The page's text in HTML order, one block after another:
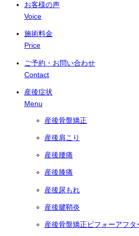
お客様の声
Voice
施術料金
Price
ご予約・お問い合わせ
Contact
産後症状
Menu
産後骨盤矯正
産後肩こり
産後腰痛
産後膝痛
産後尿もれ
産後腱鞘炎
産後骨盤矯正ビフォーアフタ